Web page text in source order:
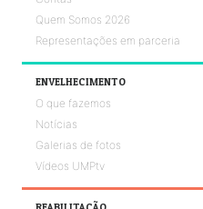
Quem Somos 2026
Representações em parceria
ENVELHECIMENTO
O que fazemos
Notícias
Galerias de fotos
Vídeos UMPtv